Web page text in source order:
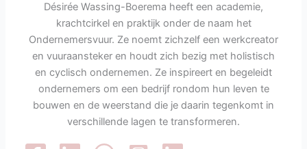
Désirée Wassing-Boerema heeft een academie,
krachtcirkel en praktijk onder de naam het
Ondernemersvuur. Ze noemt zichzelf een werkcreator
en vuuraansteker en houdt zich bezig met holistisch
en cyclisch ondernemen. Ze inspireert en begeleidt
ondernemers om een bedrijf rondom hun leven te
bouwen en de weerstand die je daarin tegenkomt in
verschillende lagen te transformeren.